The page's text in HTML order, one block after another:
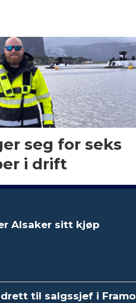
seg for seks
i drift
Alsaker sitt kjøp
til salgssjef i Framo